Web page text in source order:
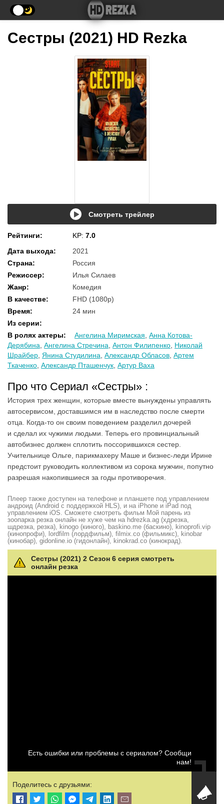
Сестры (2021) HD Rezka
Смотреть трейлер
Рейтинги: KP: 7.0
Дата выхода:
2021
Страна:
Россия
Режиссер:
Илья Силаев
Жанр:
Комедия
В качестве:
FHD (1080p)
Время:
24 мин
Из серии:
В ролях актеры: Ангелина Миримская Анна Котова-
Дерябина Ангелина Стречина Антон Филипенко Николай
Шрайбер Янина Студилина Александр Обласов Артем
Ткаченко Александр Пташенчук Артур Ваха
Про что Сериал «Сестры» :
История трех женщин, которые вместе вынуждены управлять
автосервисом, доставшимся им в наследство после смерти
отца. Когда-то он своим поведением разделил дочерей
и сделал их чужими людьми. Теперь его провинциальный
автобизнес должен сплотить поссорившихся сестер.
Учительнице Ольге, парикмахеру Маше и бизнес-леди Ирине
предстоит руководить коллективом из сорока мужчин, попутно
разрешая накопившиеся за годы противоречия.
Плеер также доступен на телефоне и планшете под управлением
андроид (Android с поддержкой HLS), и на iPhone и iPad под
управлением iOS. Сможете смотреть фильм Мой парень из
зоопарка резка онлайн не хуже чем на hdrezka.ag (хдрезка,
шдрезка, резка), kinogo (киного), baskino.me (баскино), kinoprofi.vip
(кинопрофи), lordfilm (лордфильм), filmix.co (фильмикс), kinobar
(кинобар), gidonline.io (гидонлайн), kinokrad.сo (кинокрад).
Сестры (2021) 2 Сезон 6 серия смотреть
онлайн резка
Есть ошибки или проблемы с сериалом? Сообщи
нам!
Поделитесь с друзьями: